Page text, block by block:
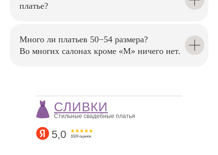
подгонят платье по фигуре,
чтобы в день свадьбы вы
платье?
Много ли платьев 50−54 размера?
Во многих салонах кроме «М» ничего нет.
5,0 1024 оценок
СЛИВКИ
Стильные свадебные платья